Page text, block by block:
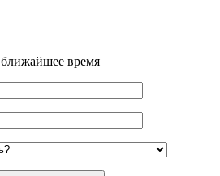
время